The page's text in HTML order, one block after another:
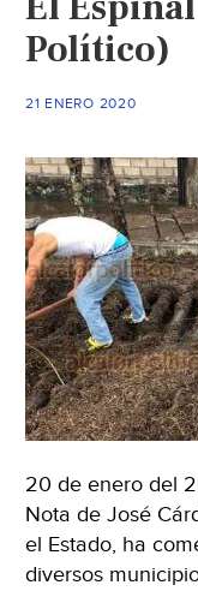
Político)
21 ENERO 2020
20 de enero del
Nota de José
el Estado, ha
diversos